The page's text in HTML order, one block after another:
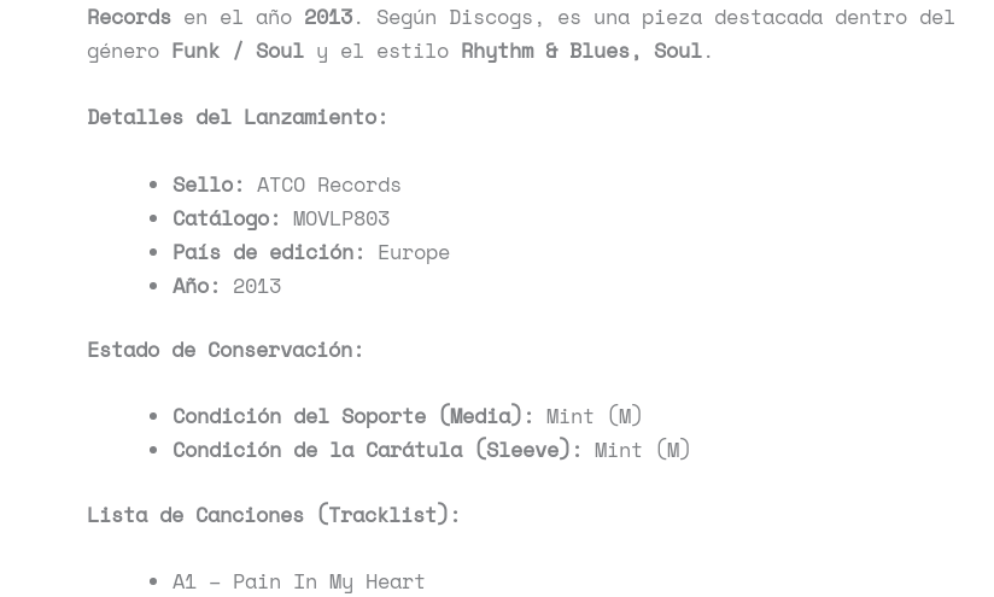
Records en el año 2013. Según Discogs, es una pieza destacada dentro del
género Funk / Soul y el estilo Rhythm & Blues, Soul.
Detalles del Lanzamiento:
Sello: ATCO Records
Catálogo: MOVLP803
País de edición: Europe
Año: 2013
Estado de Conservación:
Condición del Soporte (Media): Mint (M)
Condición de la Carátula (Sleeve): Mint (M)
Lista de Canciones (Tracklist):
A1 – Pain In My Heart